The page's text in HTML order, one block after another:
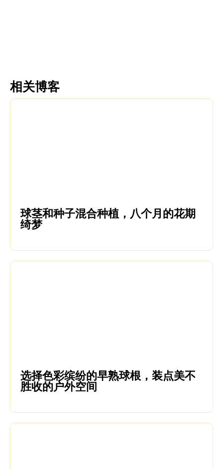
相关博客
球茎和种子混合种植，八个月的花期
绮梦
选择色彩缤纷的早熟球根，装点美不
胜收的户外空间